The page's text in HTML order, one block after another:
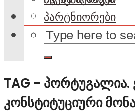
პარტნიორები
TAG - ᲞᲝᲠᲢᲣᲒᲐᲚᲘᲐ.
ᲙᲝᲜᲡᲢᲘᲢᲣᲪᲘᲣᲠᲘ